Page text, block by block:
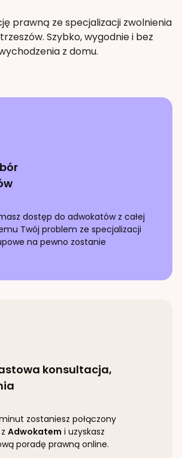
prawną ze specjalizacji zwolnienia
. Szybko, wygodnie i bez
z domu.
dostęp do adwokatów z całej
Twój problem ze specjalizacji
na pewno zostanie
konsultacja,
zostaniesz połączony
Adwokatem i uzyskasz
poradę prawną online.